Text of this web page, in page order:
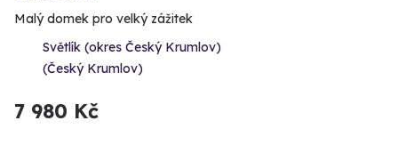
Malý domek pro velký zážitek
Světlík (okres Český Krumlov)
(Český Krumlov)
7 980 Kč